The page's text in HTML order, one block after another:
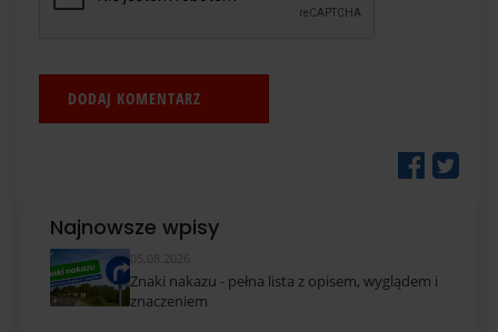
Najnowsze wpisy
05.08.2026
Znaki nakazu - pełna lista z opisem, wyglądem i
znaczeniem